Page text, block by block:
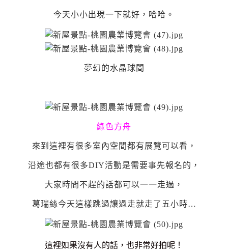
今天小小出現一下就好，哈哈。
夢幻的水晶球間
綠色方舟
來到這裡有很多室內空間都有展覽可以看，
沿途也都有很多DIY活動是需要事先報名的，
大家時間不趕的話都可以一一走過，
葛瑞絲今天這樣跳過讓過走就走了五小時…
這裡如果沒有人的話，也非常好拍呢！